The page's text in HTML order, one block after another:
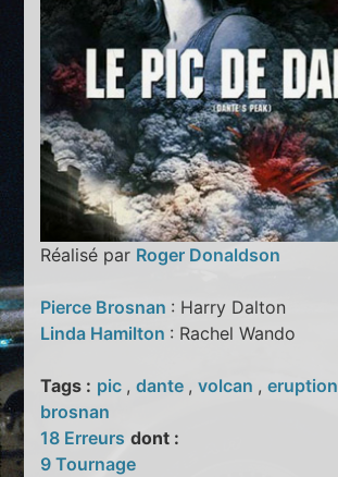
Réalisé par Roger Donaldson
Pierce Brosnan : Harry Dalton
Linda Hamilton : Rachel Wando
Tags : pic ,dante ,volcan ,eruption
brosnan
18 Erreurs dont :
9 Tournage